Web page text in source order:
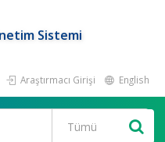
Sistemi
Araştırmacı Girişi English